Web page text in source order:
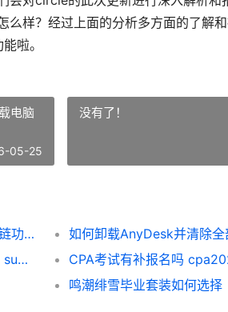
么样？经过上面的分析多方面的了解
啦。
电脑
05-25
没有了！
Circle公开了哪些稳定币基础设施更新及跨链功能 circle系列
SumatraPDF如何运用正则表达式顶级搜索 sumatra pdf怎么样
CPA考试有补报名吗
鸣潮绯雪毕业套装如何选择